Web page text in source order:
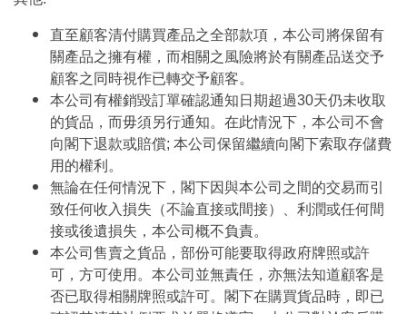
直至顧客清付購買產品之全部款項，本公司將保留有
關產品之擁有權，而相關之風險將於有關產品送交予
顧客之同時視作已轉交予顧客。
本公司有權銷毀訂單確認通知日期超過30天仍未收取
的貨品，而毋須另行通知。在此情況下，本公司不會
向閣下退款或賠償; 本公司保留繼續向閣下索取存儲費
用的權利。
無論在任何情況下，閣下因與本公司之間的交易而引
致任何收入損失（不論直接或間接）、利潤或任何間
接或後遺損失，本公司概不負責。
本公司售賣之貨品，部份可能要取得政府牌照或許
可，方可使用。本公司並無責任，亦無法知道顧客是
否已取得相關牌照或許可。閣下在購買貨品時，即已